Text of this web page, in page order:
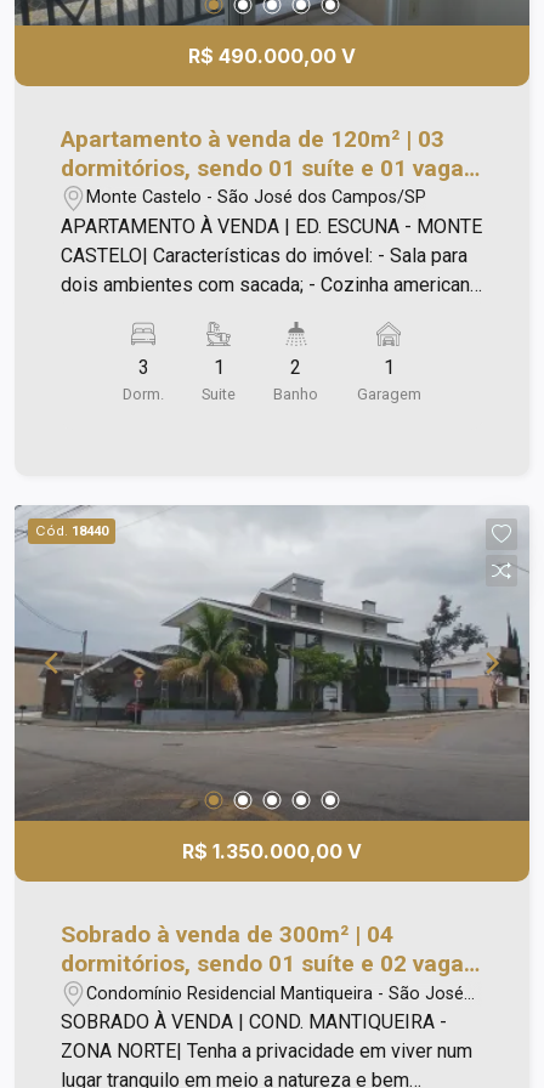
R$ 490.000,00 V
Apartamento à venda de 120m² | 03
dormitórios, sendo 01 suíte e 01 vaga
de garagem | Edifício Escuna - Monte
Castelo | São José dos Campos |
Monte Castelo - São José dos Campos/SP
APARTAMENTO À VENDA | ED. ESCUNA - MONTE
CASTELO| Características do imóvel: - Sala para
dois ambientes com sacada; - Cozinha americana
separada da cozinha; - 3 dormitórios sendo uma
suíte; - banheiros com box blindex; - 1 vaga de
garagem; Estrutura de Lazer e Condomínio: -
3
Dorm.
1
Suite
2
Banho
1
Garagem
Cód. 18440
R$ 1.350.000,00 V
Sobrado à venda de 300m² | 04
dormitórios, sendo 01 suíte e 02 vagas
de garagem | Condomínio Mantiqueira
- Zona Norte | São José dos Campos |
Condomínio Residencial Mantiqueira - São José
dos Campos/SP
SOBRADO À VENDA | COND. MANTIQUEIRA -
ZONA NORTE| Tenha a privacidade em viver num
lugar tranquilo em meio a natureza e bem